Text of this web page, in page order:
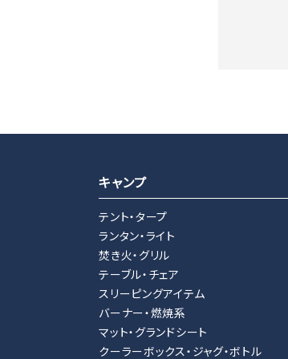
カテゴリー
キャンプ
テント・タープ
ランタン・ライト
焚き火・グリル
テーブル・チェア
スリーピングアイテム
バーナー・燃焼系
マット・グランドシート
クーラーボックス・ジャグ・ボトル